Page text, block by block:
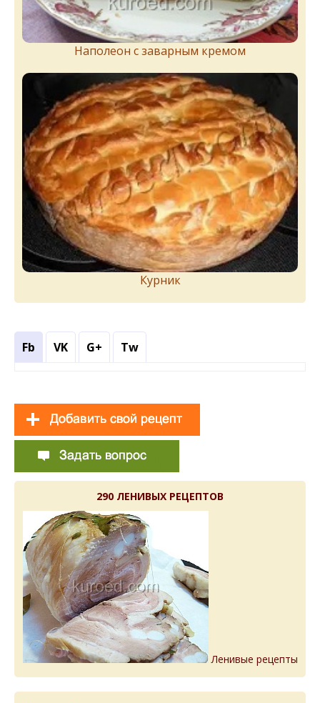
Наполеон с заварным кремом
Курник
Fb VK G+ Tw
290 ЛЕНИВЫХ РЕЦЕПТОВ
Ленивые рецепты